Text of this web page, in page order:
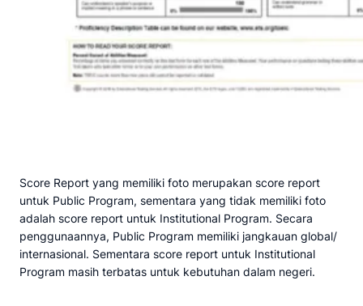
Score Report yang memiliki foto merupakan score report
untuk Public Program, sementara yang tidak memiliki foto
adalah score report untuk Institutional Program. Secara
penggunaannya, Public Program memiliki jangkauan global/
internasional. Sementara score report untuk Institutional
Program masih terbatas untuk kebutuhan dalam negeri.